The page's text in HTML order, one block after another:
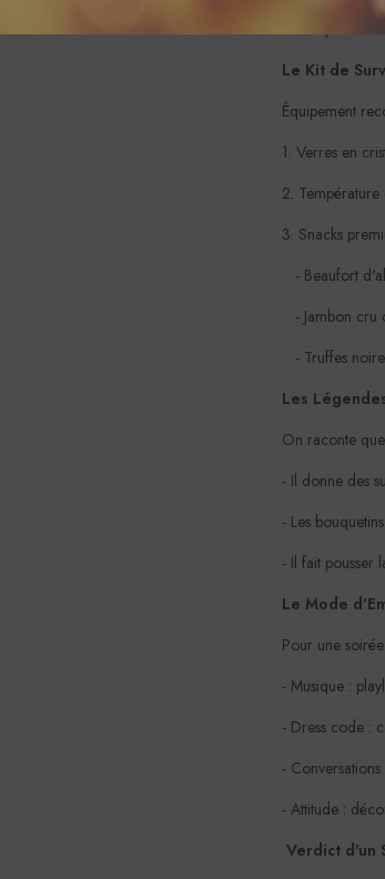
- Transport à
Le Kit de
Équipement
1. Verres en
2.
3. Snacks
- Beaufort
- Jambon cru
- Truffes
Les
On raconte
- Il donne des
- Les
- Il fait pousser
Le Mode
Pour une
- Musique :
- Dress code :
-
- Attitude :
Verdict d'un